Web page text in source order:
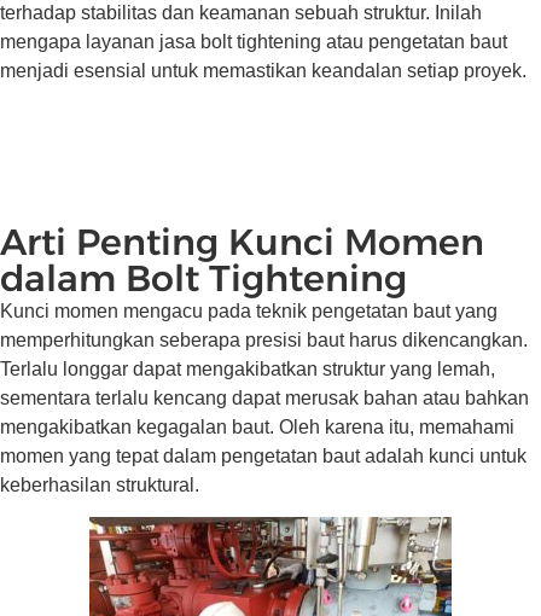
terhadap stabilitas dan keamanan sebuah struktur. Inilah
mengapa layanan jasa bolt tightening atau pengetatan baut
menjadi esensial untuk memastikan keandalan setiap proyek.
Arti Penting Kunci Momen
dalam Bolt Tightening
Kunci momen mengacu pada teknik pengetatan baut yang
memperhitungkan seberapa presisi baut harus dikencangkan.
Terlalu longgar dapat mengakibatkan struktur yang lemah,
sementara terlalu kencang dapat merusak bahan atau bahkan
mengakibatkan kegagalan baut. Oleh karena itu, memahami
momen yang tepat dalam pengetatan baut adalah kunci untuk
keberhasilan struktural.